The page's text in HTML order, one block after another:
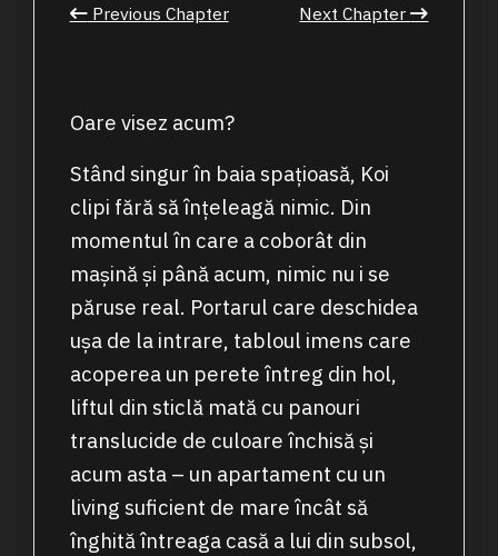
Previous Chapter Next Chapter
Oare visez acum?
Stând singur în baia spațioasă, Koi
clipi fără să înțeleagă nimic. Din
momentul în care a coborât din
mașină și până acum, nimic nu i se
păruse real. Portarul care deschidea
ușa de la intrare, tabloul imens care
acoperea un perete întreg din hol,
liftul din sticlă mată cu panouri
translucide de culoare închisă și
acum asta – un apartament cu un
living suficient de mare încât să
înghită întreaga casă a lui din subsol,